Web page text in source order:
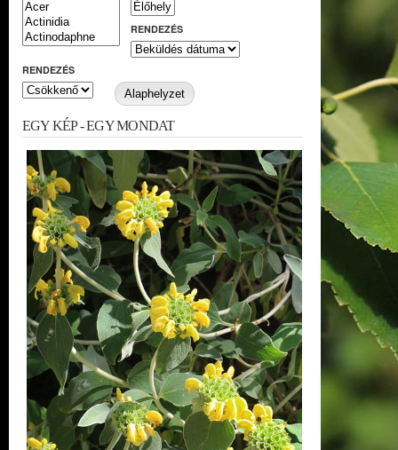
RENDEZÉS
RENDEZÉS
EGY KÉP - EGY MONDAT